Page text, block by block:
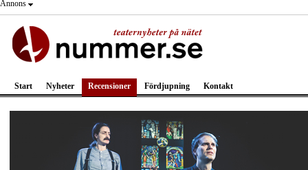
Annons
Start Nyheter Recensioner Fördjupning Kontakt